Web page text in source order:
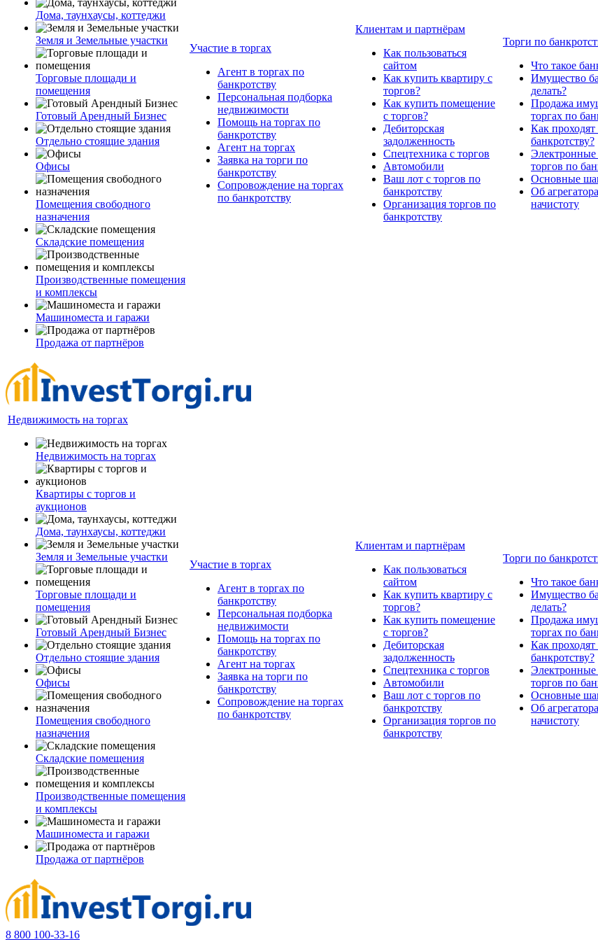
Дома, таунхаусы, коттеджи
Земля и Земельные участки
Торговые площади и
помещения
Готовый Арендный Бизнес
Отдельно стоящие здания
Офисы
Помещения свободного
назначения
Складские помещения
Производственные помещения
и комплексы
Машиноместа и гаражи
Продажа от партнёров
Участие в торгах
Агент в торгах по
банкротству
Персональная подборка
недвижимости
Помощь на торгах по
банкротству
Агент на торгах
Заявка на торги по
банкротству
Сопровождение на торгах
по банкротству
Клиентам и партнёрам
Как пользоваться
сайтом
Как купить квартиру с
торгов?
Как купить помещение
с торгов?
Дебиторская
задолженность
Спецтехника с торгов
Автомобили
Ваш лот с торгов по
банкротству
Организация торгов по
банкротству
Торги по
Что такое
Имущество
делать?
Продажа
торгах по
Как
банкротству?
Электронные
торгов по
Основные
Об
начистоту
Недвижимость на торгах
Недвижимость на торгах
Квартиры с торгов и
аукционов
Дома, таунхаусы, коттеджи
Земля и Земельные участки
Торговые площади и
помещения
Готовый Арендный Бизнес
Отдельно стоящие здания
Офисы
Помещения свободного
назначения
Складские помещения
Производственные помещения
и комплексы
Машиноместа и гаражи
Продажа от партнёров
Участие в торгах
Агент в торгах по
банкротству
Персональная подборка
недвижимости
Помощь на торгах по
банкротству
Агент на торгах
Заявка на торги по
банкротству
Сопровождение на торгах
по банкротству
Клиентам и партнёрам
Как пользоваться
сайтом
Как купить квартиру с
торгов?
Как купить помещение
с торгов?
Дебиторская
задолженность
Спецтехника с торгов
Автомобили
Ваш лот с торгов по
банкротству
Организация торгов по
банкротству
Торги по
Что такое
Имущество
делать?
Продажа
торгах по
Как
банкротству?
Электронные
торгов по
Основные
Об
начистоту
8 800 100-33-16